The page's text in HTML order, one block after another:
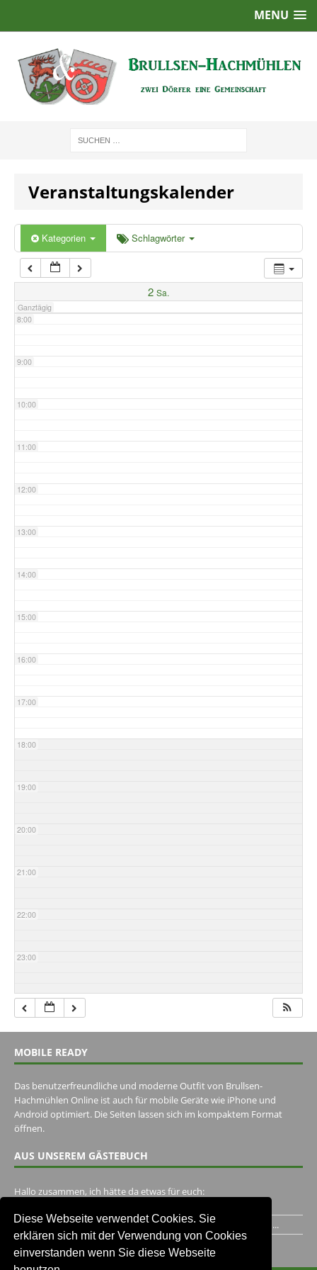
Diese Webseite verwendet Cookies. Sie
erklären sich mit der Verwendung von Cookies
einverstanden wenn Sie diese Webseite
MENU
Veranstaltungskalender
Kategorien Schlagwörter
2 Sa.
Ganztägig
2:00
5:00
7:00
8:00
9:00
10:00
11:00
12:00
13:00
14:00
15:00
16:00
17:00
18:00
19:00
20:00
21:00
22:00
23:00
MOBILE READY
Das benutzerfreundliche und moderne Outfit von Brullsen-
Hachmühlen Online ist auch für mobile Geräte wie iPhone und
Android optimiert. Die Seiten lassen sich im kompaktem Format
öffnen.
AUS UNSEREM GÄSTEBUCH
Hallo zusammen, ich hätte da etwas für euch:
Ich habe ein Jahr im Gasthaus Hugo Pape verbracht..Habe ihn...
Unser Gästebuch besuchen